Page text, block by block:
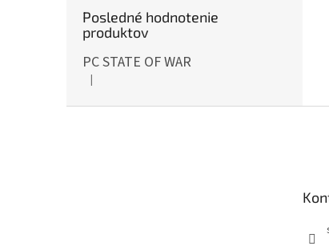
Posledné hodnotenie
produktov
PC STATE OF WAR
Hodnotenie produktu je 5 z 5 hviezdičiek.
|